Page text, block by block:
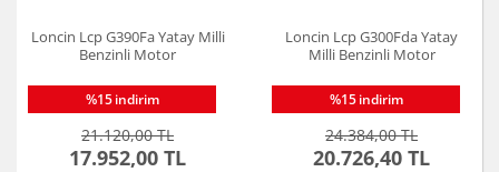
Loncin Lcp G390Fa Yatay Milli
Benzinli Motor
%15 indirim
21.120,00 TL
17.952,00 TL
Loncin Lcp G300Fda Yatay
Milli Benzinli Motor
%15 indirim
24.384,00 TL
20.726,40 TL